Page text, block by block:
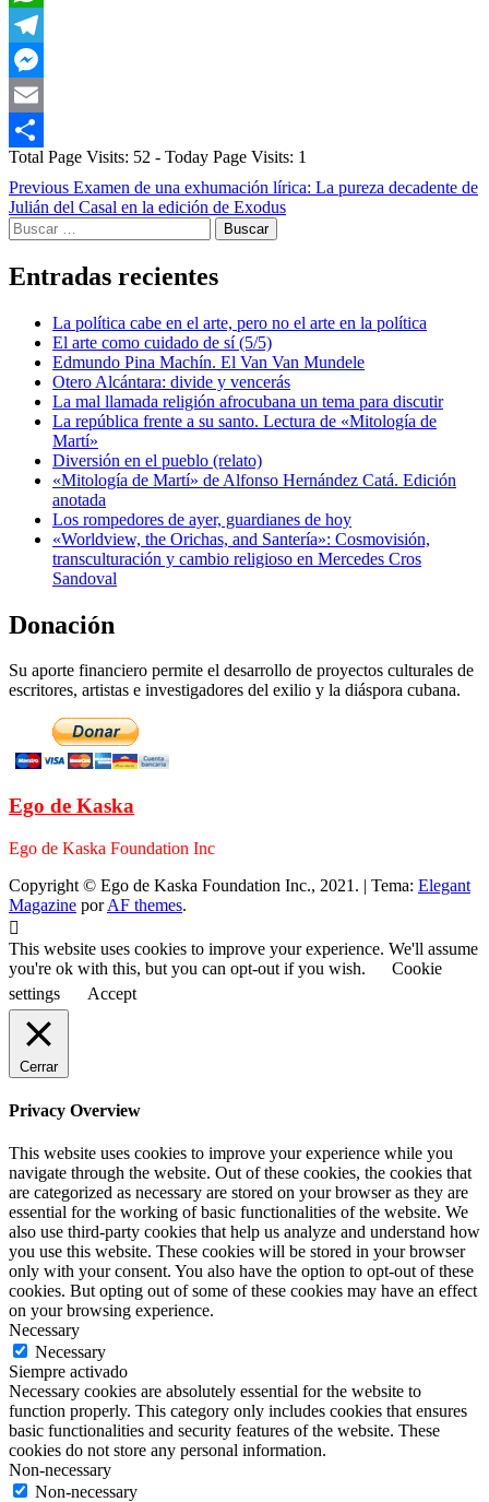
WhatsApp
Telegram
Messenger
Email
Compartir
Total Page Visits: 52 - Today Page Visits: 1
Post
navigation
Previous Examen de una exhumación lírica: La pureza decadente de
Julián del Casal en la edición de Exodus
Buscar:
Entradas recientes
La política cabe en el arte, pero no el arte en la política
El arte como cuidado de sí (5/5)
Edmundo Pina Machín. El Van Van Mundele
Otero Alcántara: divide y vencerás
La mal llamada religión afrocubana un tema para discutir
La república frente a su santo. Lectura de «Mitología de
Martí»
Diversión en el pueblo (relato)
«Mitología de Martí» de Alfonso Hernández Catá. Edición
anotada
Los rompedores de ayer, guardianes de hoy
«Worldview, the Orichas, and Santería»: Cosmovisión,
transculturación y cambio religioso en Mercedes Cros
Sandoval
Donación
Su aporte financiero permite el desarrollo de proyectos culturales de
escritores, artistas e investigadores del exilio y la diáspora cubana.
Ego de Kaska
Ego de Kaska Foundation Inc
Copyright © Ego de Kaska Foundation Inc., 2021. | Tema: Elegant
Magazine porAF themes.
This website uses cookies to improve your experience. We'll assume
you're ok with this, but you can opt-out if you wish.
Cookie
settings
Accept
Cerrar
Privacy Overview
This website uses cookies to improve your experience while you
navigate through the website. Out of these cookies, the cookies that
are categorized as necessary are stored on your browser as they are
essential for the working of basic functionalities of the website. We
also use third-party cookies that help us analyze and understand how
you use this website. These cookies will be stored in your browser
only with your consent. You also have the option to opt-out of these
cookies. But opting out of some of these cookies may have an effect
on your browsing experience.
Necessary
Necessary
Siempre activado
Necessary cookies are absolutely essential for the website to
function properly. This category only includes cookies that ensures
basic functionalities and security features of the website. These
cookies do not store any personal information.
Non-necessary
Non-necessary